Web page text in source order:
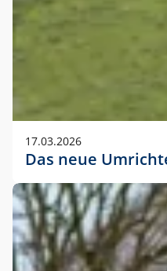
17.03.2026
Das neue